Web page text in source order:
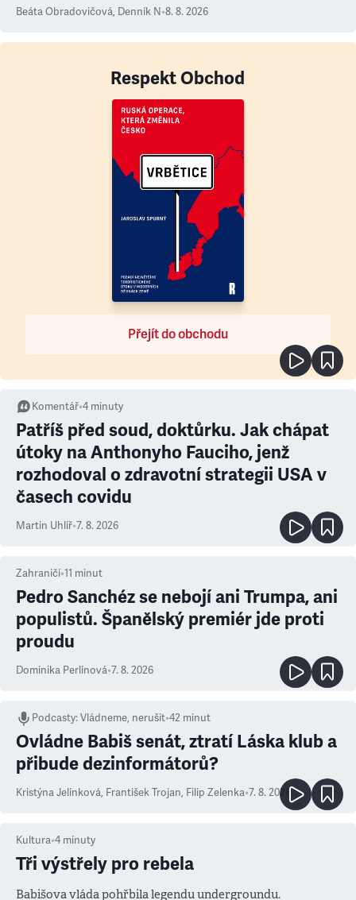
Beáta Obradovičová, Denník N•8. 8. 2026
Respekt Obchod
Přejít do obchodu
Komentář•4 minuty
Patříš před soud, doktůrku. Jak chápat
útoky na Anthonyho Fauciho, jenž
rozhodoval o zdravotní strategii USA v
časech covidu
Martin Uhlíř•7. 8. 2026
Zahraničí•11 minut
Pedro Sanchéz se nebojí ani Trumpa, ani
populistů. Španělský premiér jde proti
proudu
Dominika Perlínová•7. 8. 2026
Podcasty:Vládneme, nerušit•42 minut
Ovládne Babiš senát, ztratí Láska klub a
přibude dezinformátorů?
Kristýna Jelínková, František Trojan, Filip Zelenka•7. 8. 2026
Kultura•4 minuty
Tři výstřely pro rebela
Babišova vláda pohřbila legendu undergroundu.